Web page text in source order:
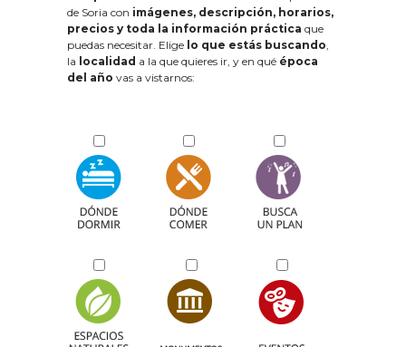
de Soria con imágenes, descripción, horarios,
precios y toda la información práctica que
puedas necesitar. Elige lo que estás buscando,
la localidad a la que quieres ir, y en qué época
del año vas a vistarnos: